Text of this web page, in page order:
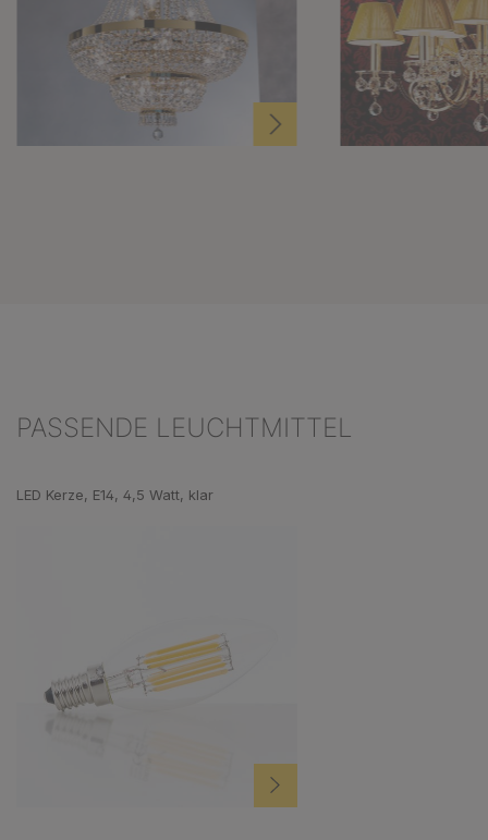
PASSENDE LEUCHTMITTEL
LED Kerze, E14, 4,5 Watt, klar